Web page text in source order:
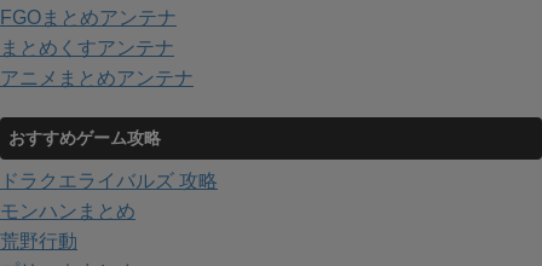
FGOまとめアンテナ
まとめくすアンテナ
アニメまとめアンテナ
おすすめゲーム攻略
ドラクエライバルズ 攻略
モンハンまとめ
荒野行動